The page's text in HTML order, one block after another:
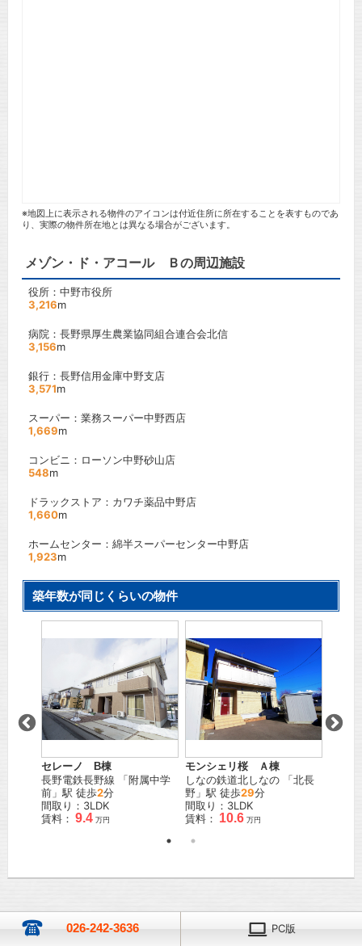
※地図上に表示される物件のアイコンは付近住所に所在することを表すものであ
り、実際の物件所在地とは異なる場合がございます。
メゾン・ド・アコール Ｂの周辺施設
役所：中野市役所
3,216m
病院：長野県厚生農業協同組合連合会北信
3,156m
銀行：長野信用金庫中野支店
3,571m
スーパー：業務スーパー中野西店
1,669m
コンビニ：ローソン中野砂山店
548m
ドラックストア：カワチ薬品中野店
1,660m
ホームセンター：綿半スーパーセンター中野店
1,923m
築年数が同じくらいの物件
セレーノ B棟
長野電鉄長野線 「附属中学
前 」駅 徒歩2分
間取り：3LDK
賃料： 9.4 万円
モンシェリ桜 Ａ棟
しなの鉄道北しなの 「北長
野 」駅 徒歩29分
間取り：3LDK
賃料： 10.6 万円
026-242-3636 PC版